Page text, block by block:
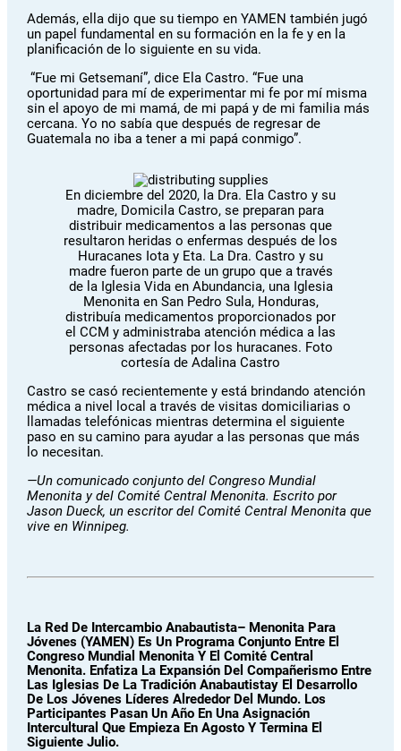
Además, ella dijo que su tiempo en YAMEN también jugó
un papel fundamental en su formación en la fe y en la
planificación de lo siguiente en su vida.
“Fue mi Getsemaní”, dice Ela Castro. “Fue una
oportunidad para mí de experimentar mi fe por mí misma
sin el apoyo de mi mamá, de mi papá y de mi familia más
cercana. Yo no sabía que después de regresar de
Guatemala no iba a tener a mi papá conmigo”.
En diciembre del 2020, la Dra. Ela Castro y su
madre, Domicila Castro, se preparan para
distribuir medicamentos a las personas que
resultaron heridas o enfermas después de los
Huracanes Iota y Eta. La Dra. Castro y su
madre fueron parte de un grupo que a través
de la Iglesia Vida en Abundancia, una Iglesia
Menonita en San Pedro Sula, Honduras,
distribuía medicamentos proporcionados por
el CCM y administraba atención médica a las
personas afectadas por los huracanes. Foto
cortesía de Adalina Castro
Castro se casó recientemente y está brindando atención
médica a nivel local a través de visitas domiciliarias o
llamadas telefónicas mientras determina el siguiente
paso en su camino para ayudar a las personas que más
lo necesitan.
—Un comunicado conjunto del Congreso Mundial
Menonita y del Comité Central Menonita. Escrito por
Jason Dueck, un escritor del Comité Central Menonita que
vive en Winnipeg.
La Red De Intercambio Anabautista– Menonita Para
Jóvenes (YAMEN) Es Un Programa Conjunto Entre El
Congreso Mundial Menonita Y El Comité Central
Menonita. Enfatiza La Expansión Del Compañerismo Entre
Las Iglesias De La Tradición Anabautistay El Desarrollo
De Los Jóvenes Líderes Alrededor Del Mundo. Los
Participantes Pasan Un Año En Una Asignación
Intercultural Que Empieza En Agosto Y Termina El
Siguiente Julio.